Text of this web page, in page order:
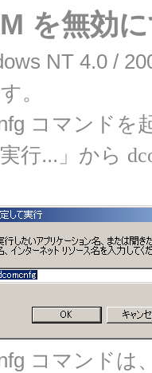
を無効
NT 4.0 /
。
コマンドを
行...」から
コマンドは